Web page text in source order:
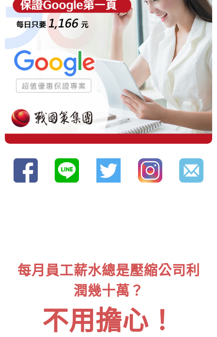
每月員工薪水總是壓縮公司利
潤幾十萬？
不用擔心！